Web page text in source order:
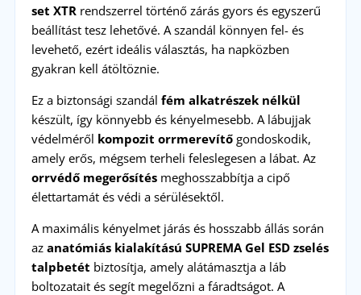
set XTR rendszerrel történő zárás gyors és egyszerű
beállítást tesz lehetővé. A szandál könnyen fel- és
levehető, ezért ideális választás, ha napközben
gyakran kell átöltöznie.
Ez a biztonsági szandál fém alkatrészek nélkül
készült, így könnyebb és kényelmesebb. A lábujjak
védelméről kompozit orrmerevítőgondoskodik,
amely erős, mégsem terheli feleslegesen a lábat. Az
orrvédő megerősítésmeghosszabbítja a cipő
élettartamát és védi a sérülésektől.
A maximális kényelmet járás és hosszabb állás során
az anatómiás kialakítású SUPREMA Gel ESD zselés
talpbetét biztosítja, amely alátámasztja a láb
boltozatait és segít megelőzni a fáradtságot. A